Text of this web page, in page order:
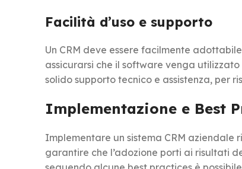
Facilità d’uso e supporto
Un CRM deve essere facilmente
assicurarsi che il software venga
solido supporto tecnico e assistenza, per
Implementazione e Best
Implementare un sistema CRM
garantire che l’adozione porti ai risultati